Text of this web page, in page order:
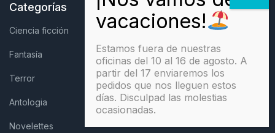
Categorías
Ciencia ficción
Fantasía
Terror
Antologia
Novelettes
Estamos fuera de nuestras
oficinas del 10 al 16 de agosto. A
partir del 17 enviaremos los
pedidos que nos lleguen estos
días. Disculpad las molestias
ocasionadas.